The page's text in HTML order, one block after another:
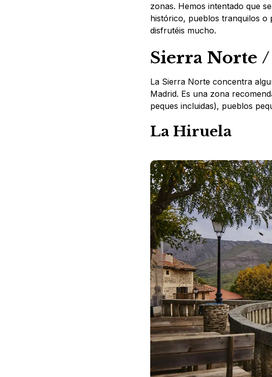
zonas. Hemos intentado que
histórico, pueblos tranquilos o
disfrutéis mucho.
Sierra Norte
La Sierra Norte concentra
Madrid. Es una zona
peques incluidas), pueblos
La Hiruela